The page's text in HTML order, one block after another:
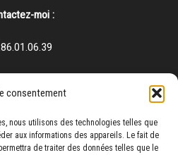
consentement
nous utilisons des technologies telles que
aux informations des appareils. Le fait de
de traiter des données telles que le
moi :